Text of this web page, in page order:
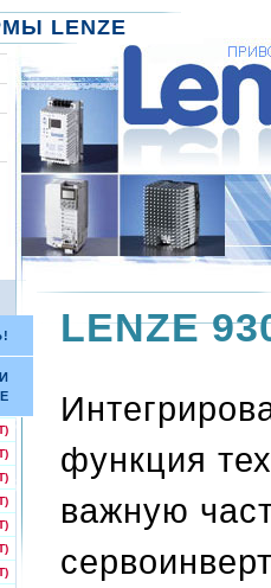
LENZE
LENZE
функция
важную